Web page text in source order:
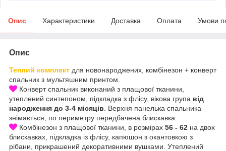
Опис Характеристики Доставка Оплата Умови
Опис
Теплий комплект для новонароджених, комбінезон + конверт
спальник з мультяшним принтом.
Конверт спальник виконаний з плащової тканини,
утеплений синтепоном, підкладка з флісу, вікова група від
народження до 3-4 місяців . Верхня панелька спальника
знімається, по периметру передбачена блискавка.
Комбінезон з плащової тканини, в розмірах 56 - 62 на двох
блискавках, підкладка із флісу, капюшон з окантовкою з
рібани, прикрашений декоративними вушками. Утеплений